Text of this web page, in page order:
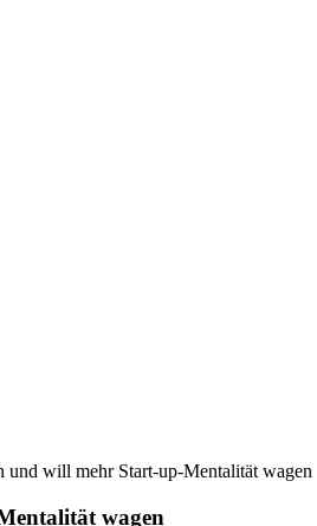
und will mehr Start-up-Mentalität wagen
wagen